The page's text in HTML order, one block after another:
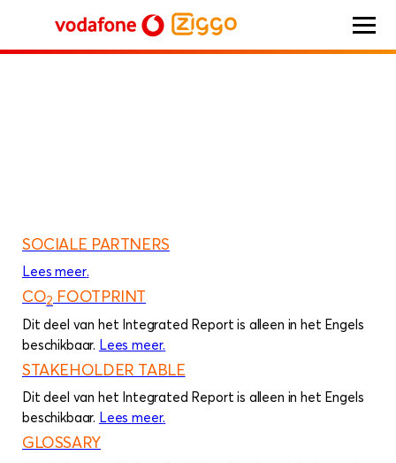
Vodafone Ziggo
NL integrated report 2023 Additional information
SOCIALE PARTNERS
Lees meerover
.
CO2 FOOTPRINT
Dit deel van het Integrated Report is alleen in het Engels
beschikbaar. Lees meerover
.
STAKEHOLDER TABLE
Dit deel van het Integrated Report is alleen in het Engels
beschikbaar. Lees meerover
.
GLOSSARY